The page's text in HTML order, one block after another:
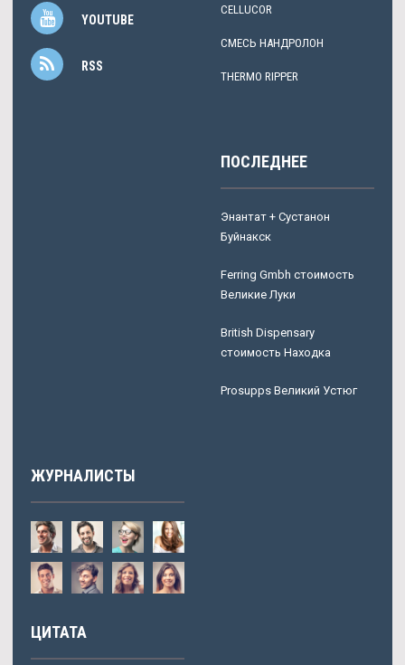
YOUTUBE
RSS
CELLUCOR
СМЕСЬ НАНДРОЛОН
THERMO RIPPER
ПОСЛЕДНЕЕ
Энантат + Сустанон
Буйнакск
Ferring Gmbh стоимость
Великие Луки
British Dispensary
стоимость Находка
Prosupps Великий Устюг
ЖУРНАЛИСТЫ
ЦИТАТА